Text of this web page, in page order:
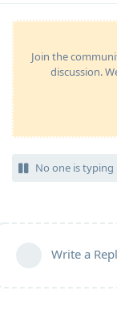
Join the
discussion.
No one is typing
Write a